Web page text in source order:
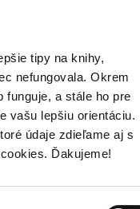
tipy na knihy,
nefungovala. Okrem
a stále ho pre
vašu lepšiu orientáciu.
údaje zdieľame aj s
Ďakujeme!